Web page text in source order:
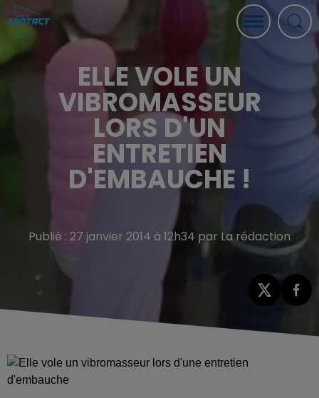
ELLE VOLE UN
VIBROMASSEUR
LORS D'UN
ENTRETIEN
D'EMBAUCHE !
Publié : 27 janvier 2014 à 12h34 par La rédaction